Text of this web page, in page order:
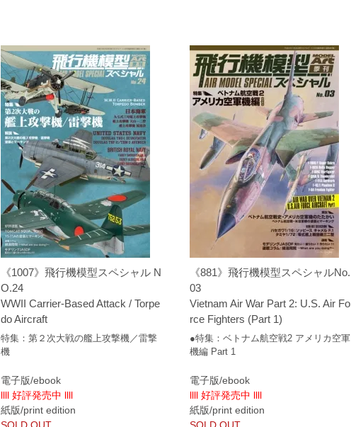
《1007》飛行機模型スペシャル N
O.24
WWII Carrier-Based Attack / Torpe
do Aircraft
特集：第２次大戦の艦上攻撃機／雷撃
機
電子版/ebook
llll 好評発売中 llll
紙版/print edition
《881》飛行機模型スペシャルNo.
03
Vietnam Air War Part 2: U.S. Air Fo
rce Fighters (Part 1)
●特集：ベトナム航空戦2 アメリカ空軍
機編 Part 1
電子版/ebook
llll 好評発売中 llll
紙版/print edition